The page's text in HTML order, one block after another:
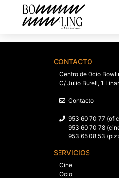
CONTACTO
Centro de Ocio
C/ Julio Burell, 1
Contacto
953 60 70 77
953 60 70 78
953 65 08 53
SERVICIOS
Cine
Ocio